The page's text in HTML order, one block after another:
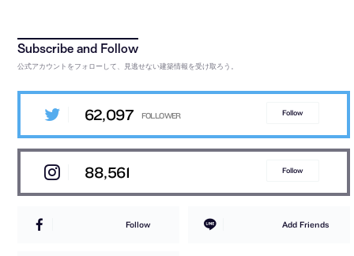
公式アカウントをフォローして、見逃せない建築情報を受け取ろう。
62,097 Follow
88,561 Follow
Follow Add Friends